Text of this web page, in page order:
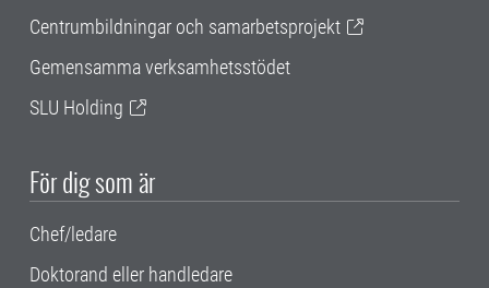
Centrumbildningar och samarbetsprojekt
Gemensamma verksamhetsstödet
SLU Holding
För dig som är
Chef/ledare
Doktorand eller handledare